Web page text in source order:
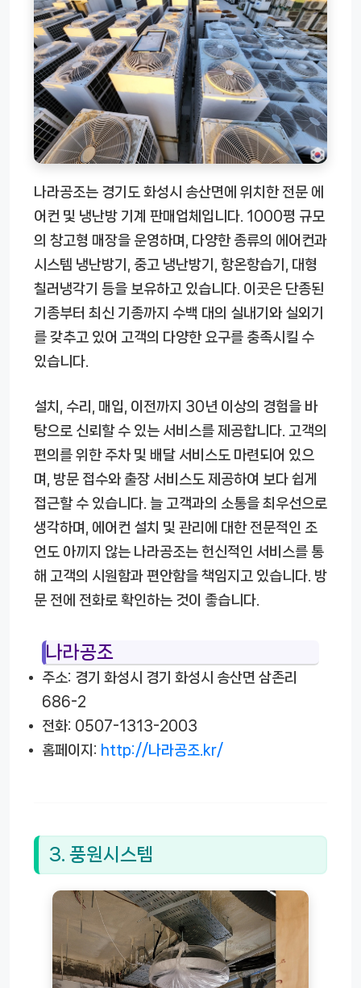
나라공조는 경기도 화성시 송산면에 위치한 전문 에
어컨 및 냉난방 기계 판매업체입니다. 1000평 규모
의 창고형 매장을 운영하며, 다양한 종류의 에어컨과
시스템 냉난방기, 중고 냉난방기, 항온항습기, 대형
칠러냉각기 등을 보유하고 있습니다. 이곳은 단종된
기종부터 최신 기종까지 수백 대의 실내기와 실외기
를 갖추고 있어 고객의 다양한 요구를 충족시킬 수
있습니다.
설치, 수리, 매입, 이전까지 30년 이상의 경험을 바
탕으로 신뢰할 수 있는 서비스를 제공합니다. 고객의
편의를 위한 주차 및 배달 서비스도 마련되어 있으
며, 방문 접수와 출장 서비스도 제공하여 보다 쉽게
접근할 수 있습니다. 늘 고객과의 소통을 최우선으로
생각하며, 에어컨 설치 및 관리에 대한 전문적인 조
언도 아끼지 않는 나라공조는 헌신적인 서비스를 통
해 고객의 시원함과 편안함을 책임지고 있습니다. 방
문 전에 전화로 확인하는 것이 좋습니다.
나라공조
주소: 경기 화성시 경기 화성시 송산면 삼존리
686-2
전화: 0507-1313-2003
홈페이지: http://나라공조.kr/
3. 풍원시스템